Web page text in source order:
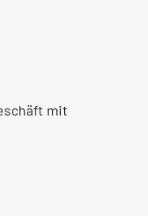
mit